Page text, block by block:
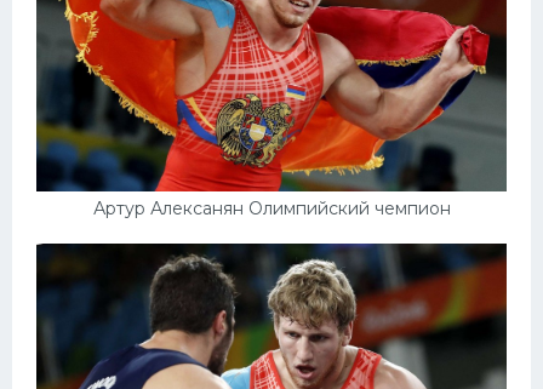
Артур Алексанян Олимпийский чемпион
Тренажеры
Интерьер квартиры